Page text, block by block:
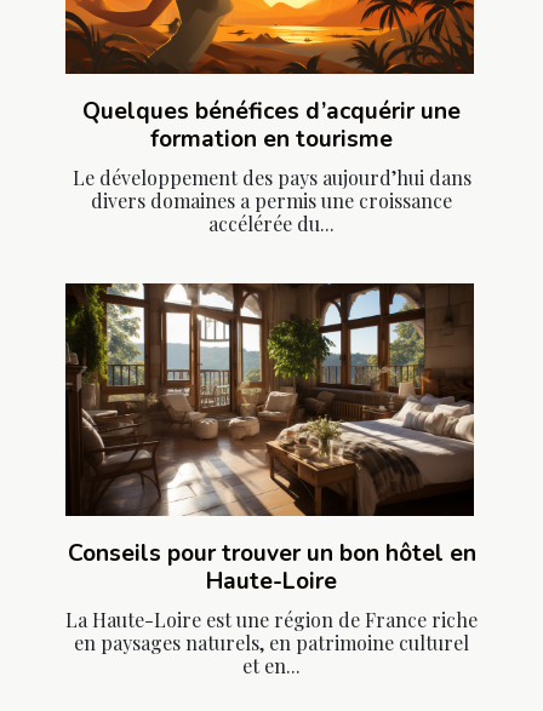
Quelques bénéfices d’acquérir une
formation en tourisme
Le développement des pays aujourd’hui dans
divers domaines a permis une croissance
accélérée du...
Conseils pour trouver un bon hôtel en
Haute-Loire
La Haute-Loire est une région de France riche
en paysages naturels, en patrimoine culturel
et en...